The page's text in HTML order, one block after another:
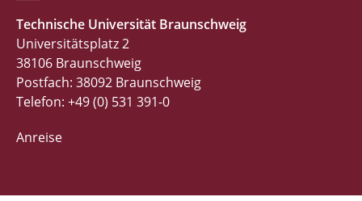
Technische Universität Braunschweig
Universitätsplatz 2
38106 Braunschweig
Postfach: 38092 Braunschweig
Telefon: +49 (0) 531 391-0
Anreise